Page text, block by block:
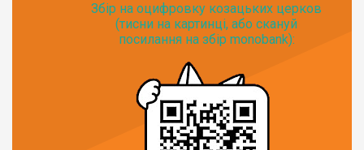
Збір на оцифровку козацьких церков
(тисни на картинці, або скануй
посилання на збір monobank):